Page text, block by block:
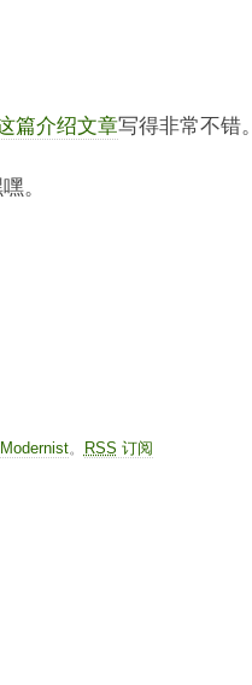
篇介绍文章写得非常不错。
。
Modernist。 RSS 订阅